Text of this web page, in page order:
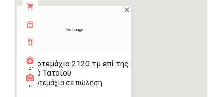
Αγροτεμάχιο 2120 τμ επί της
οδού Τατοΐου
αγροτεμάχια σε πώληση